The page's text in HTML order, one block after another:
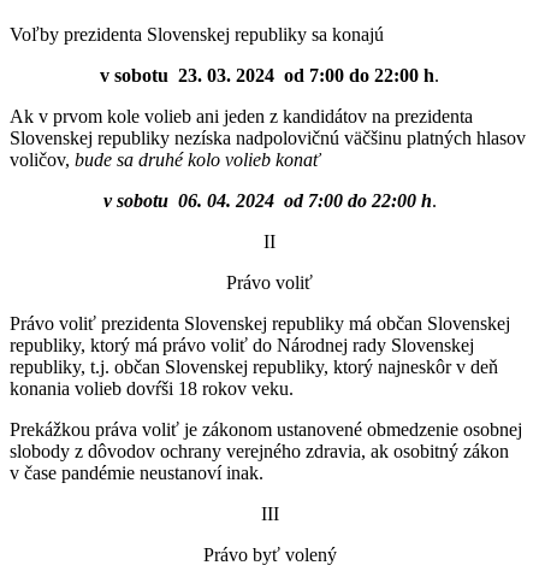
Voľby prezidenta Slovenskej republiky sa konajú
v sobotu 23. 03. 2024 od 7:00 do 22:00 h.
Ak v prvom kole volieb ani jeden z kandidátov na prezidenta
Slovenskej republiky nezíska nadpolovičnú väčšinu platných hlasov
voličov, bude sa druhé kolo volieb konať
v sobotu 06. 04. 2024od 7:00 do 22:00 h.
II
Právo voliť
Právo voliť prezidenta Slovenskej republiky má občan Slovenskej
republiky, ktorý má právo voliť do Národnej rady Slovenskej
republiky, t.j. občan Slovenskej republiky, ktorý najneskôr v deň
konania volieb dovŕši 18 rokov veku.
Prekážkou práva voliť je zákonom ustanovené obmedzenie osobnej
slobody z dôvodov ochrany verejného zdravia, ak osobitný zákon
v čase pandémie neustanoví inak.
III
Právo byť volený